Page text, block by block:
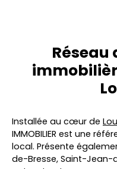
Réseau
Installée au cœur de
IMMOBILIER est une
local. Présente
de-Bresse, Saint-Jean-